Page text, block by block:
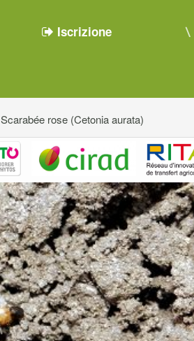
Iscrizione
Scarabée rose (Cetonia aurata)